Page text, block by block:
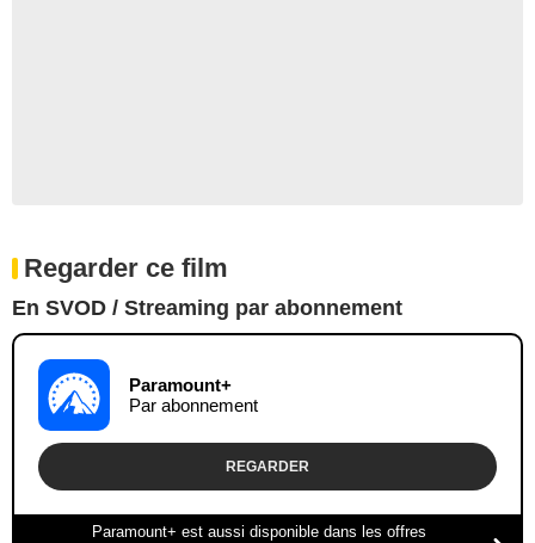
Regarder ce film
En SVOD / Streaming par abonnement
Paramount+
Par abonnement
REGARDER
Paramount+ est aussi disponible dans les offres